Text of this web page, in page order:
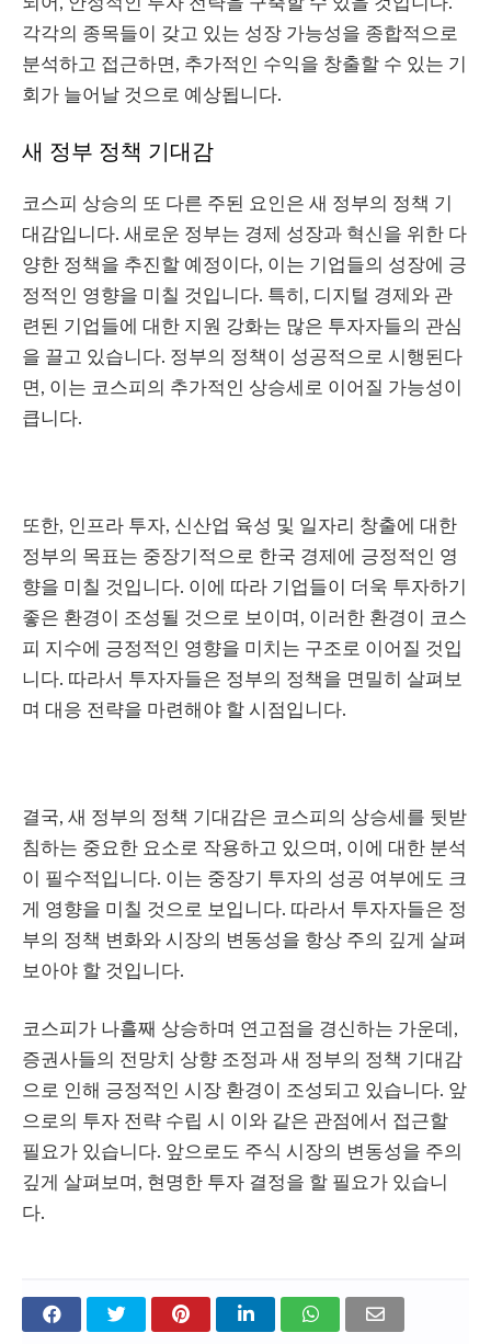
각각의 종목들이 갖고 있는 성장 가능성을 종합적으로
분석하고 접근하면, 추가적인 수익을 창출할 수 있는 기
회가 늘어날 것으로 예상됩니다.
새 정부 정책 기대감
코스피 상승의 또 다른 주된 요인은 새 정부의 정책 기
대감입니다. 새로운 정부는 경제 성장과 혁신을 위한 다
양한 정책을 추진할 예정이다, 이는 기업들의 성장에 긍
정적인 영향을 미칠 것입니다. 특히, 디지털 경제와 관
련된 기업들에 대한 지원 강화는 많은 투자자들의 관심
을 끌고 있습니다. 정부의 정책이 성공적으로 시행된다
면, 이는 코스피의 추가적인 상승세로 이어질 가능성이
큽니다.
또한, 인프라 투자, 신산업 육성 및 일자리 창출에 대한
정부의 목표는 중장기적으로 한국 경제에 긍정적인 영
향을 미칠 것입니다. 이에 따라 기업들이 더욱 투자하기
좋은 환경이 조성될 것으로 보이며, 이러한 환경이 코스
피 지수에 긍정적인 영향을 미치는 구조로 이어질 것입
니다. 따라서 투자자들은 정부의 정책을 면밀히 살펴보
며 대응 전략을 마련해야 할 시점입니다.
결국, 새 정부의 정책 기대감은 코스피의 상승세를 뒷받
침하는 중요한 요소로 작용하고 있으며, 이에 대한 분석
이 필수적입니다. 이는 중장기 투자의 성공 여부에도 크
게 영향을 미칠 것으로 보입니다. 따라서 투자자들은 정
부의 정책 변화와 시장의 변동성을 항상 주의 깊게 살펴
보아야 할 것입니다.
코스피가 나흘째 상승하며 연고점을 경신하는 가운데,
증권사들의 전망치 상향 조정과 새 정부의 정책 기대감
으로 인해 긍정적인 시장 환경이 조성되고 있습니다. 앞
으로의 투자 전략 수립 시 이와 같은 관점에서 접근할
필요가 있습니다. 앞으로도 주식 시장의 변동성을 주의
깊게 살펴보며, 현명한 투자 결정을 할 필요가 있습니
다.